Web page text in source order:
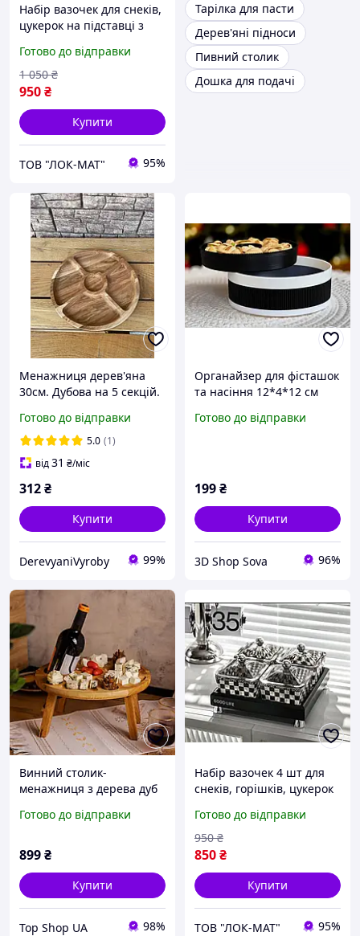
Набір вазочек для снеків,
цукерок на підставці з
Готово до відправки
950₴
1 050 ₴
Купити
ТОВ "ЛОК-MAT" 95%
Тарілка для пасти
Дерев'яні підноси
Пивний столик
Дошка для подачі
Менажниця дерев'яна
30см. Дубова на 5 секцій.
Готово до відправки
5.0 (1)
від31 ₴/міс
312₴
Купити
DerevyaniVyroby 99%
Органайзер для фісташок
та насіння 12*4*12 см
Готово до відправки
199₴
Купити
3D Shop Sova 96%
Винний столик-
менажниця з дерева дуб
дерев'яний столик для
келихів Shop
Готово до відправки
899₴
Купити
Top Shop UA 98%
Набір вазочек 4 шт для
снеків, горішків, цукерок
Готово до відправки
850₴
950 ₴
Купити
ТОВ "ЛОК-MAT" 95%